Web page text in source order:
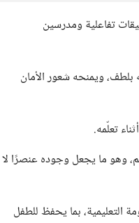
تفاعلية ومدرسين
بلطف، ويمنحه شعور الأمان
تعلّمه.
وهو ما يجعل وجوده عنصرًا لا
بما يحفظ للطفل